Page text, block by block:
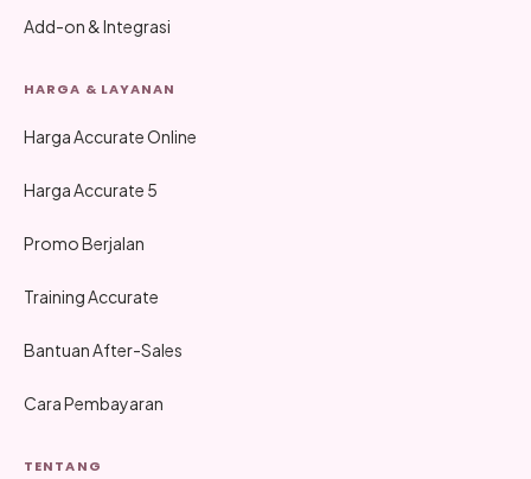
Add-on & Integrasi
HARGA & LAYANAN
Harga Accurate Online
Harga Accurate 5
Promo Berjalan
Training Accurate
Bantuan After-Sales
Cara Pembayaran
TENTANG